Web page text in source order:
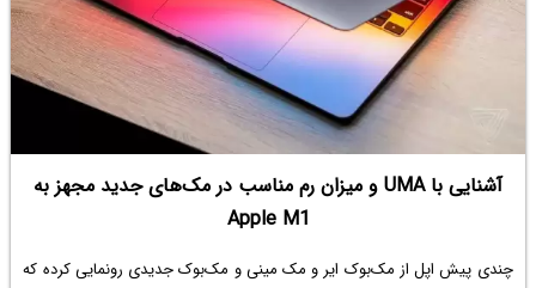
آشنایی با UMA و میزان رم مناسب در مک‌های جدید مجهز به
Apple M1
چندی پیش اپل از مک‌بوک ایر و مک مینی و مک‌بوک جدیدی رونمایی کرده که